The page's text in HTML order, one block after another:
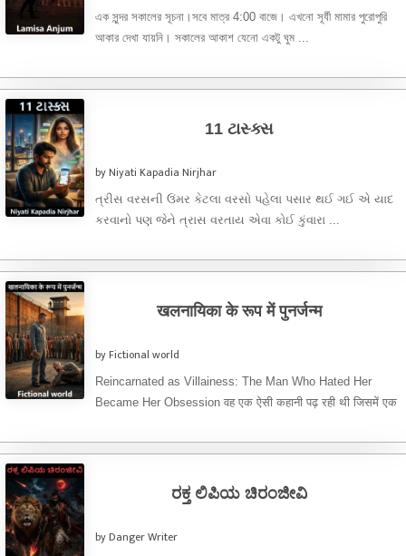
এক সুন্দর সকালের সূচনা।সবে মাত্র 4:00 বাজে। এখনো সূর্যী মামার পুরোপুরি
আকার দেখা যায়নি। সকালের আকাশ যেনো একটু ঘুম ...
11 ટાસ્ક્સ
by Niyati Kapadia Nirjhar
ત્રીસ વરસની ઉંમર કેટલા વરસો પહેલા પસાર થઈ ગઈ એ યાદ
કરવાનો પણ જેને ત્રાસ વરતાય એવા કોઈ કુંવારા ...
खलनायिका के रूप में पुनर्जन्म
by Fictional world
Reincarnated as Villainess: The Man Who Hated Her
Became Her Obsession वह एक ऐसी कहानी पढ़ रही थी जिसमें एक
ರಕ್ತ ಲಿಪಿಯ ಚಿರಂಜೀವಿ
by Danger Writer